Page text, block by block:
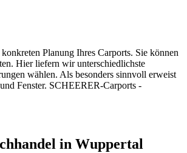
Planung Ihres Carports. Sie können
Hier liefern wir unterschiedlichste
wählen. Als besonders sinnvoll erweist
Fenster. SCHEERER-Carports -
in Wuppertal